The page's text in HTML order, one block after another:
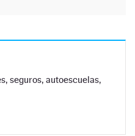
seguros, autoescuelas,